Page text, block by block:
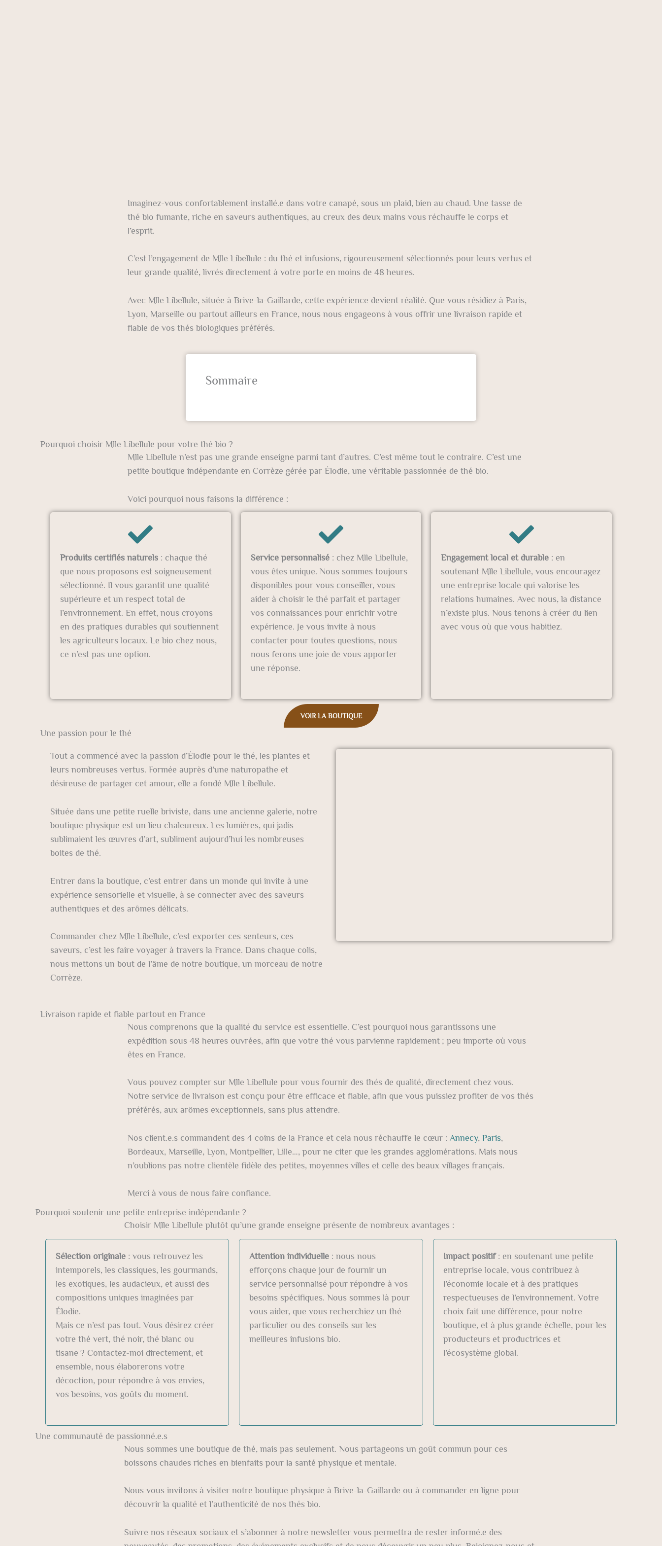
Imaginez-vous confortablement installé.e dans votre canapé, sous un plaid, bien au chaud. Une tasse de
thé bio fumante, riche en saveurs authentiques, au creux des deux mains vous réchauffe le corps et
l’esprit.
C’est l’engagement de Mlle Libellule : du thé et infusions, rigoureusement sélectionnés pour leurs vertus et
leur grande qualité, livrés directement à votre porte en moins de 48 heures.
Avec Mlle Libellule, située à Brive-la-Gaillarde, cette expérience devient réalité. Que vous résidiez à Paris,
Lyon, Marseille ou partout ailleurs en France, nous nous engageons à vous offrir une livraison rapide et
fiable de vos thés biologiques préférés.
Sommaire
Pourquoi choisir Mlle Libellule pour votre thé bio ?
Mlle Libellule n’est pas une grande enseigne parmi tant d’autres. C’est même tout le contraire. C’est une
petite boutique indépendante en Corrèze gérée par Élodie, une véritable passionnée de thé bio.
Voici pourquoi nous faisons la différence :
Produits certifiés naturels : chaque thé
que nous proposons est soigneusement
sélectionné. Il vous garantit une qualité
supérieure et un respect total de
l’environnement. En effet, nous croyons
en des pratiques durables qui soutiennent
les agriculteurs locaux. Le bio chez nous,
ce n’est pas une option.
Service personnalisé : chez Mlle Libellule,
vous êtes unique. Nous sommes toujours
disponibles pour vous conseiller, vous
aider à choisir le thé parfait et partager
vos connaissances pour enrichir votre
expérience. Je vous invite à nous
contacter pour toutes questions, nous
nous ferons une joie de vous apporter
une réponse.
Engagement local et durable : en
soutenant Mlle Libellule, vous encouragez
une entreprise locale qui valorise les
relations humaines. Avec nous, la distance
n’existe plus. Nous tenons à créer du lien
avec vous où que vous habitiez.
VOIR LA BOUTIQUE
Une passion pour le thé
Tout a commencé avec la passion d’Élodie pour le thé, les plantes et
leurs nombreuses vertus. Formée auprès d’une naturopathe et
désireuse de partager cet amour, elle a fondé Mlle Libellule.
Située dans une petite ruelle briviste, dans une ancienne galerie, notre
boutique physique est un lieu chaleureux. Les lumières, qui jadis
sublimaient les œuvres d’art, subliment aujourd’hui les nombreuses
boites de thé.
Entrer dans la boutique, c’est entrer dans un monde qui invite à une
expérience sensorielle et visuelle, à se connecter avec des saveurs
authentiques et des arômes délicats.
Commander chez Mlle Libellule, c’est exporter ces senteurs, ces
saveurs, c’est les faire voyager à travers la France. Dans chaque colis,
nous mettons un bout de l’âme de notre boutique, un morceau de notre
Corrèze.
Livraison rapide et fiable partout en France
Nous comprenons que la qualité du service est essentielle. C’est pourquoi nous garantissons une
expédition sous 48 heures ouvrées, afin que votre thé vous parvienne rapidement ; peu importe où vous
êtes en France.
Vous pouvez compter sur Mlle Libellule pour vous fournir des thés de qualité, directement chez vous.
Notre service de livraison est conçu pour être efficace et fiable, afin que vous puissiez profiter de vos thés
préférés, aux arômes exceptionnels, sans plus attendre.
Nos client.e.s commandent des 4 coins de la France et cela nous réchauffe le cœur : Annecy, Paris,
Bordeaux, Marseille, Lyon, Montpellier, Lille…, pour ne citer que les grandes agglomérations. Mais nous
n’oublions pas notre clientèle fidèle des petites, moyennes villes et celle des beaux villages français.
Merci à vous de nous faire confiance.
Pourquoi soutenir une petite entreprise indépendante ?
Choisir Mlle Libellule plutôt qu’une grande enseigne présente de nombreux avantages :
Sélection originale : vous retrouvez les
intemporels, les classiques, les gourmands,
les exotiques, les audacieux, et aussi des
compositions uniques imaginées par
Élodie.
Mais ce n’est pas tout. Vous désirez créer
votre thé vert, thé noir, thé blanc ou
tisane ? Contactez-moi directement, et
ensemble, nous élaborerons votre
décoction, pour répondre à vos envies,
vos besoins, vos goûts du moment.
Attention individuelle : nous nous
efforçons chaque jour de fournir un
service personnalisé pour répondre à vos
besoins spécifiques. Nous sommes là pour
vous aider, que vous recherchiez un thé
particulier ou des conseils sur les
meilleures infusions bio.
Impact positif: en soutenant une petite
entreprise locale, vous contribuez à
l’économie locale et à des pratiques
respectueuses de l’environnement. Votre
choix fait une différence, pour notre
boutique, et à plus grande échelle, pour les
producteurs et productrices et
l’écosystème global.
Une communauté de passionné.e.s
Nous sommes une boutique de thé, mais pas seulement. Nous partageons un goût commun pour ces
boissons chaudes riches en bienfaits pour la santé physique et mentale.
Nous vous invitons à visiter notre boutique physique à Brive-la-Gaillarde ou à commander en ligne pour
découvrir la qualité et l’authenticité de nos thés bio.
Suivre nos réseaux sociaux et s’abonner à notre newsletter vous permettra de rester informé.e des